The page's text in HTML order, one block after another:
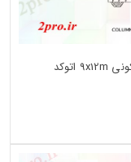
دانلود نقشه جزئیات ستون نوع ستون طرحی مسکونی 9x12m اتوکد